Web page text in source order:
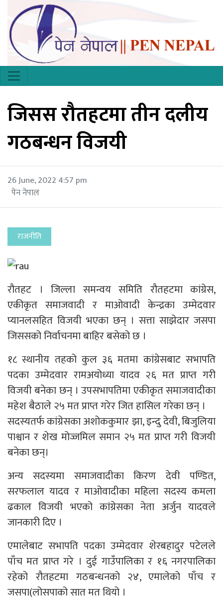
जिसस रौतहटमा तीन दलीय
गठबन्धन विजयी
26 June, 2022 4:57 pm
पेन नेपाल
राजनीति
रौतहट । जिल्ला समन्वय समिति रौतहटमा कांग्रेस,
एकीकृत समाजवादी र माओवादी केन्द्रका उम्मेदवार
प्यानलसहित विजयी भएका छन् । सत्ता साझेदार जसपा
जिससको निर्वाचनमा बाहिर बसेको छ ।
१८ स्थानीय तहको कुल ३६ मतमा कांग्रेसबाट सभापति
पदका उम्मेदवार रामअयोध्या यादव २६ मत प्राप्त गरी
विजयी बनेका छन् । उपसभापतिमा एकीकृत समाजवादीका
महेश बैठाले २५ मत प्राप्त गरेर जित हासिल गरेका छन् ।
सदस्यतर्फ कांग्रेसका अशोककुमार झा, इन्दु देवी, बिजुलिया
पाश्वान र शेख मोज्जमिल समान २५ मत प्राप्त गरी विजयी
बनेका छन्।
अन्य सदस्यमा समाजवादीका किरण देवी पण्डित,
सरफलाल यादव र माओवादीका महिला सदस्य कमला
ढकाल विजयी भएको कांग्रेसका नेता अर्जुन यादवले
जानकारी दिए ।
एमालेबाट सभापति पदका उम्मेदवार शेरबहादुर पटेलले
पाँच मत प्राप्त गरे । दुई गाउँपालिका र १६ नगरपालिका
रहेको रौतहटमा गठबन्धनको २४, एमालेको पाँच र
जसपा(लोसपाको सात मत थियो ।